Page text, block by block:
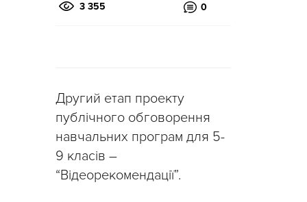
3 355 0
Другий етап проекту
публічного обговорення
навчальних програм для 5-
9 класів –
“Відеорекомендації”.